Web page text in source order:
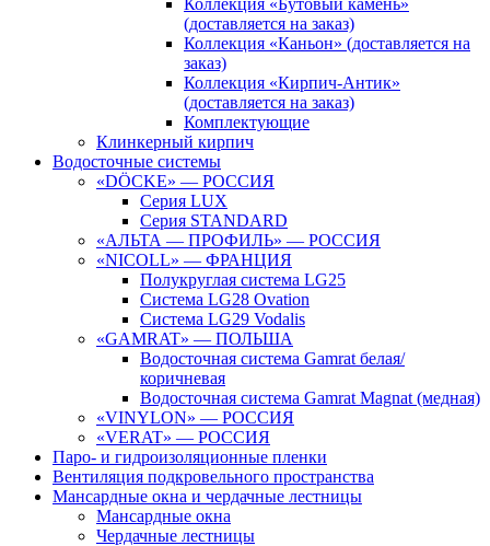
Коллекция «Бутовый камень»
(доставляется на заказ)
Коллекция «Каньон» (доставляется на
заказ)
Коллекция «Кирпич-Антик»
(доставляется на заказ)
Комплектующие
Клинкерный кирпич
Водосточные системы
«DÖCKE» — РОССИЯ
Серия LUX
Серия STANDARD
«АЛЬТА — ПРОФИЛЬ» — РОССИЯ
«NICOLL» — ФРАНЦИЯ
Полукруглая система LG25
Система LG28 Ovation
Система LG29 Vodalis
«GAMRAT» — ПОЛЬША
Водосточная система Gamrat белая/
коричневая
Водосточная система Gamrat Magnat (медная)
«VINYLON» — РОССИЯ
«VERAT» — РОССИЯ
Паро- и гидроизоляционные пленки
Вентиляция подкровельного пространства
Мансардные окна и чердачные лестницы
Мансардные окна
Чердачные лестницы